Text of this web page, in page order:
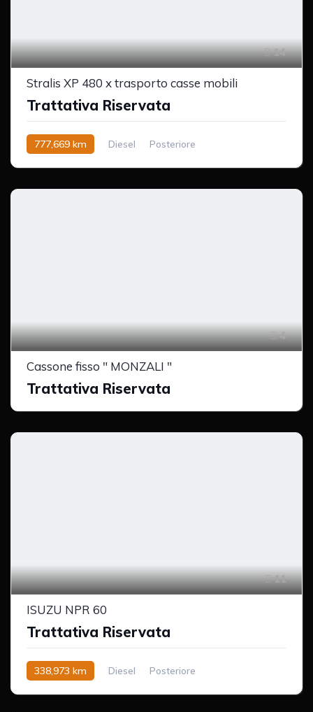
14
Stralis XP 480 x trasporto casse mobili
Trattativa Riservata
777,669 km Diesel Posteriore
4
Cassone fisso " MONZALI "
Trattativa Riservata
11
ISUZU NPR 60
Trattativa Riservata
338,973 km Diesel Posteriore